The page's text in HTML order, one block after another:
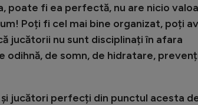
poate fi ea perfectă, nu are nicio
Poți fi cel mai bine organizat, poți
jucătorii nu sunt disciplinați în afara
odihnă, de somn, de hidratare,
jucători perfecți din punctul acesta